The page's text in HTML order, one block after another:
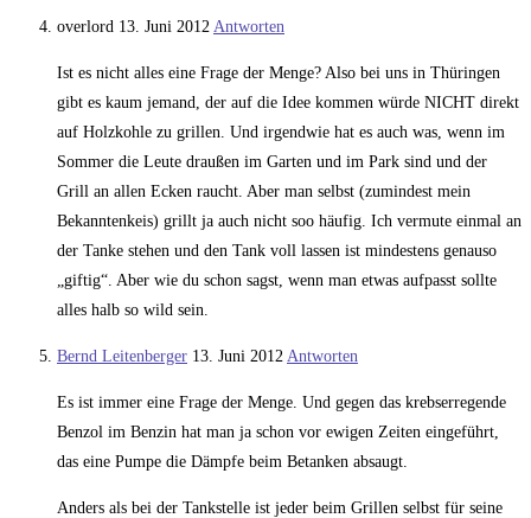
overlord 13. Juni 2012 Antworten
Ist es nicht alles eine Frage der Menge? Also bei uns in Thüringen
gibt es kaum jemand, der auf die Idee kommen würde NICHT direkt
auf Holzkohle zu grillen. Und irgendwie hat es auch was, wenn im
Sommer die Leute draußen im Garten und im Park sind und der
Grill an allen Ecken raucht. Aber man selbst (zumindest mein
Bekanntenkeis) grillt ja auch nicht soo häufig. Ich vermute einmal an
der Tanke stehen und den Tank voll lassen ist mindestens genauso
„giftig“. Aber wie du schon sagst, wenn man etwas aufpasst sollte
alles halb so wild sein.
Bernd Leitenberger 13. Juni 2012 Antworten
Es ist immer eine Frage der Menge. Und gegen das krebserregende
Benzol im Benzin hat man ja schon vor ewigen Zeiten eingeführt,
das eine Pumpe die Dämpfe beim Betanken absaugt.
Anders als bei der Tankstelle ist jeder beim Grillen selbst für seine